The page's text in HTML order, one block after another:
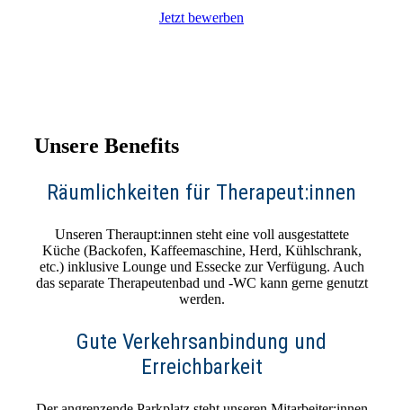
Jetzt bewerben
Unsere Benefits
Räumlichkeiten für Therapeut:innen
Unseren Theraupt:innen steht eine voll ausgestattete
Küche (Backofen, Kaffeemaschine, Herd, Kühlschrank,
etc.) inklusive Lounge und Essecke zur Verfügung. Auch
das separate Therapeutenbad und -WC kann gerne genutzt
werden.
Gute Verkehrsanbindung und
Erreichbarkeit